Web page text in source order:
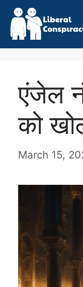
Skip
content
एंजेल
को
March 15,